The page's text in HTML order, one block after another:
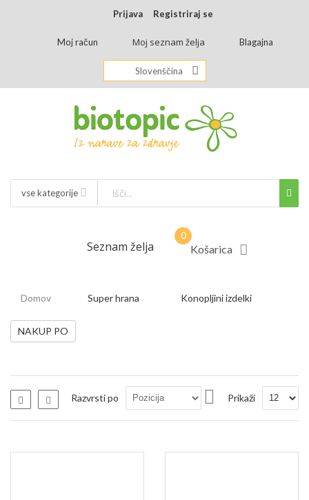
Prijava Registriraj se
Moj račun Moj seznam želja Blagajna
Slovenščina
vse kategorije
Seznam želja Košarica
Domov Super hrana Konopljini izdelki
Seznam SeznamRazvrsti po
Nastavi
smer
Prikaži
NAKUP PO